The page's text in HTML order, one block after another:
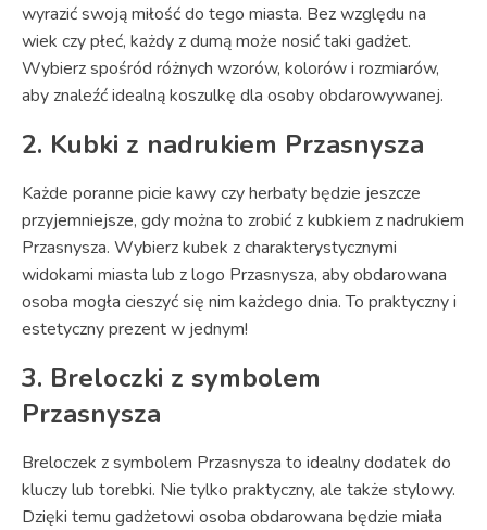
wyrazić swoją miłość do tego miasta. Bez względu na
wiek czy płeć, każdy z dumą może nosić taki gadżet.
Wybierz spośród różnych wzorów, kolorów i rozmiarów,
aby znaleźć idealną koszulkę dla osoby obdarowywanej.
2. Kubki z nadrukiem Przasnysza
Każde poranne picie kawy czy herbaty będzie jeszcze
przyjemniejsze, gdy można to zrobić z kubkiem z nadrukiem
Przasnysza. Wybierz kubek z charakterystycznymi
widokami miasta lub z logo Przasnysza, aby obdarowana
osoba mogła cieszyć się nim każdego dnia. To praktyczny i
estetyczny prezent w jednym!
3. Breloczki z symbolem
Przasnysza
Breloczek z symbolem Przasnysza to idealny dodatek do
kluczy lub torebki. Nie tylko praktyczny, ale także stylowy.
Dzięki temu gadżetowi osoba obdarowana będzie miała